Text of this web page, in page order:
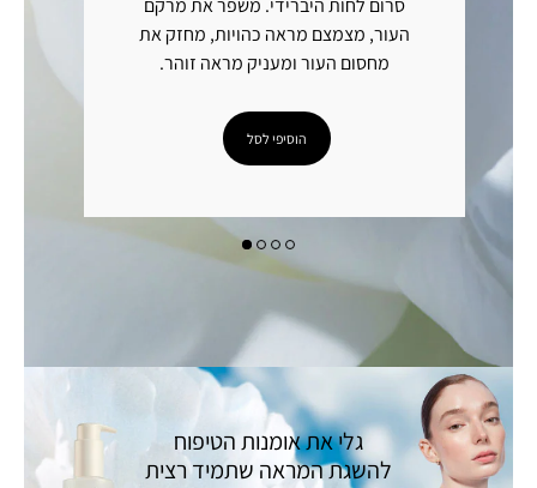
סרום לחות היברידי. משפר את מרקם
העור, מצמצם מראה כהויות, מחזק את
מחסום העור ומעניק מראה זוהר.
הוסיפי לסל
גלי את אומנות הטיפוח
להשגת המראה שתמיד רצית